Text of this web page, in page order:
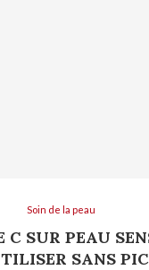
Soin de la peau
SUR PEAU
SANS